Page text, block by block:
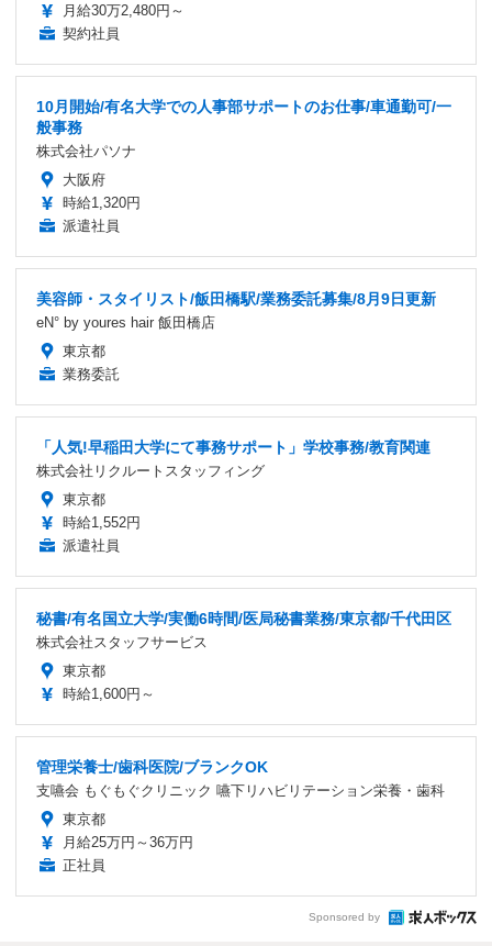
月給30万2,480円～
契約社員
10月開始/有名大学での人事部サポートのお仕事/車通勤可/一
般事務
株式会社パソナ
大阪府
時給1,320円
派遣社員
美容師・スタイリスト/飯田橋駅/業務委託募集/8月9日更新
eN° by youres hair 飯田橋店
東京都
業務委託
「人気!早稲田大学にて事務サポート」学校事務/教育関連
株式会社リクルートスタッフィング
東京都
時給1,552円
派遣社員
秘書/有名国立大学/実働6時間/医局秘書業務/東京都/千代田区
株式会社スタッフサービス
東京都
時給1,600円～
管理栄養士/歯科医院/ブランクOK
支嚥会 もぐもぐクリニック 嚥下リハビリテーション栄養・歯科
東京都
月給25万円～36万円
正社員
Sponsored by